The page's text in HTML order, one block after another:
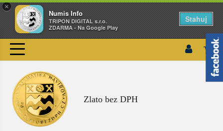
×
Numis Info
TRIPON DIGITAL s.r.o.
ZDARMA - Na Google Play
Stahuj
Zlato bez DPH